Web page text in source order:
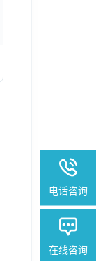
电话咨询
在线咨询